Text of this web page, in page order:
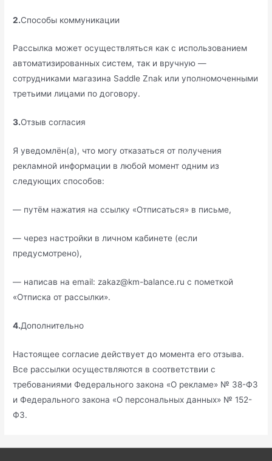
2.Способы коммуникации
Рассылка может осуществляться как с использованием
автоматизированных систем, так и вручную —
сотрудниками магазина Saddle Znak или уполномоченными
третьими лицами по договору.
3.Отзыв согласия
Я уведомлён(а), что могу отказаться от получения
рекламной информации в любой момент одним из
следующих способов:
— путём нажатия на ссылку «Отписаться» в письме,
— через настройки в личном кабинете (если
предусмотрено),
— написав на email: zakaz@km-balance.ru с пометкой
«Отписка от рассылки».
4.Дополнительно
Настоящее согласие действует до момента его отзыва.
Все рассылки осуществляются в соответствии с
требованиями Федерального закона «О рекламе» № 38-ФЗ
и Федерального закона «О персональных данных» № 152-
ФЗ.